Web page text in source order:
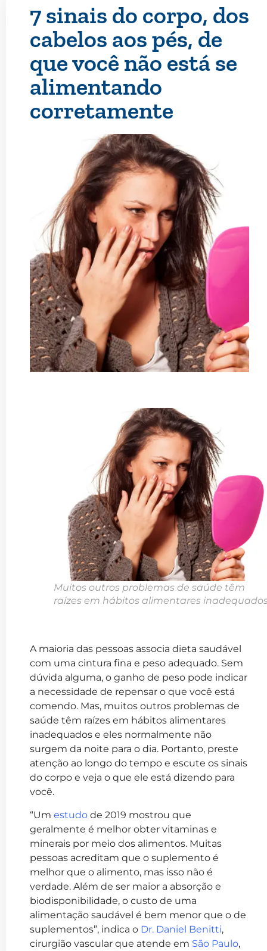
7 sinais do corpo, dos
cabelos aos pés, de
que você não está se
alimentando
corretamente
Muitos outros problemas de saúde têm
raízes em hábitos alimentares
A maioria das pessoas associa dieta saudável
com uma cintura fina e peso adequado. Sem
dúvida alguma, o ganho de peso pode indicar
a necessidade de repensar o que você está
comendo. Mas, muitos outros problemas de
saúde têm raízes em hábitos alimentares
inadequados e eles normalmente não
surgem da noite para o dia. Portanto, preste
atenção ao longo do tempo e escute os sinais
do corpo e veja o que ele está dizendo para
você.
“Um estudo de 2019 mostrou que
geralmente é melhor obter vitaminas e
minerais por meio dos alimentos. Muitas
pessoas acreditam que o suplemento é
melhor que o alimento, mas isso não é
verdade. Além de ser maior a absorção e
biodisponibilidade, o custo de uma
alimentação saudável é bem menor que o de
suplementos”, indica o Dr. Daniel Benitti,
cirurgião vascular que atende em São Paulo,